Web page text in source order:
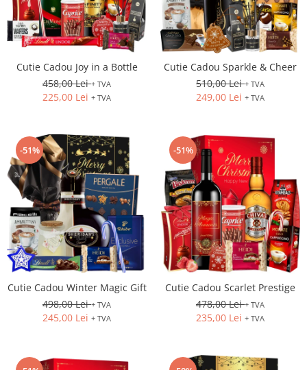
Cutie Cadou Joy in a Bottle
458,00 Lei+ TVA
225,00 Lei + TVA
Cutie Cadou Sparkle & Cheer
510,00 Lei+ TVA
249,00 Lei + TVA
-51%
Cutie Cadou Winter Magic Gift
498,00 Lei+ TVA
245,00 Lei + TVA
-51%
Cutie Cadou Scarlet Prestige
478,00 Lei+ TVA
235,00 Lei + TVA